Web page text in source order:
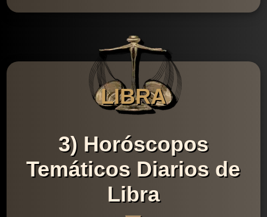
LIBRA
3) Horóscopos
Temáticos Diarios de
Libra